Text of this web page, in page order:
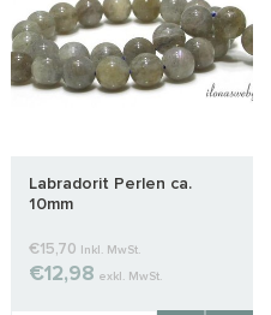
Labradorit Perlen ca.
10mm
€15,70 Inkl. MwSt.
€12,98 exkl. MwSt.